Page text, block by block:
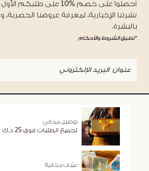
احصلوا على خصم %10 على
نشرتنا الإخبارية، لمعرفة عروضنا الحصرية،
بالبشرة.
*تطبق الشروط والأحكام
توصيل مجاني
لجميع الطلبات فوق 25 د.ك
عيّنات مجانية